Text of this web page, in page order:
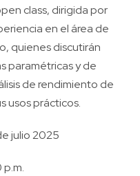
class, dirigida por
en el área de
quienes discutirán
paramétricas y de
de rendimiento de
usos prácticos.
julio 2025